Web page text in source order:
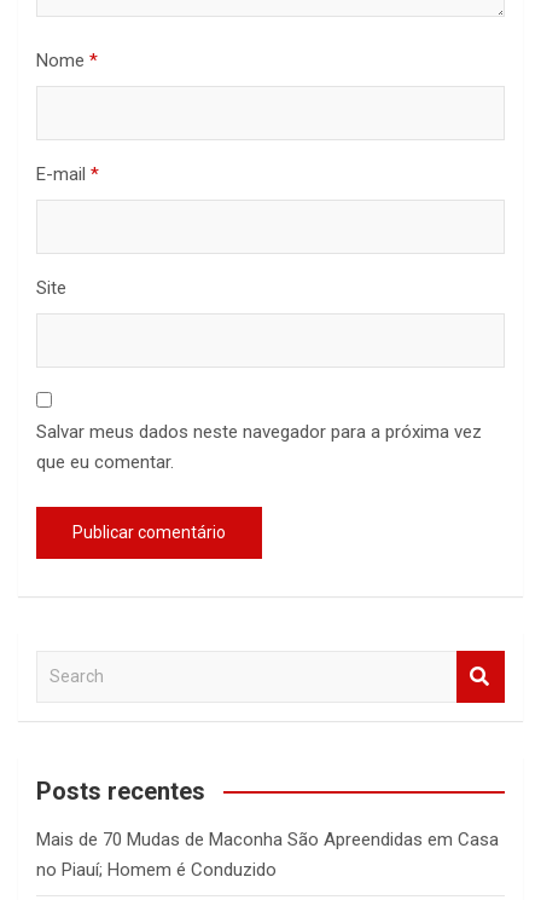
Nome *
E-mail *
Site
Salvar meus dados neste navegador para a próxima vez
que eu comentar.
a
c
Posts recentes
Mais de 70 Mudas de Maconha São Apreendidas em Casa
no Piauí; Homem é Conduzido